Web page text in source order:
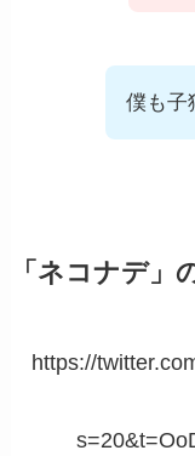
僕も子
「ネコナデ」
https://